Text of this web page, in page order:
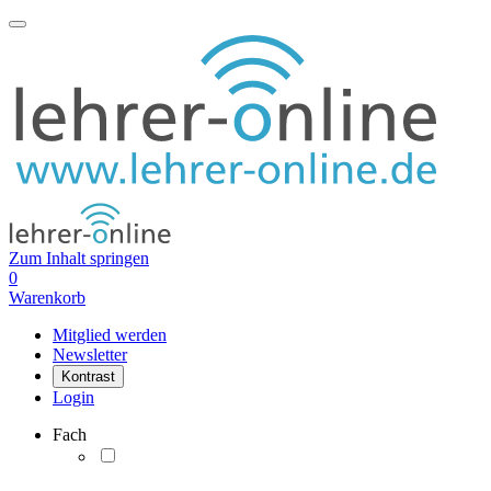
Zum Inhalt springen
0
Warenkorb
Mitglied werden
Newsletter
Kontrast
Login
Fach